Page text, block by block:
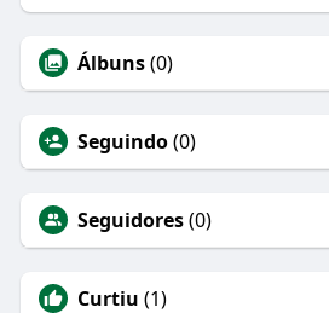
Álbuns(0)
Seguindo(0)
Seguidores(0)
Curtiu (1)